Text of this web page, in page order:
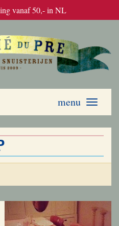
vanaf 50,- in NL
Toggle
menu